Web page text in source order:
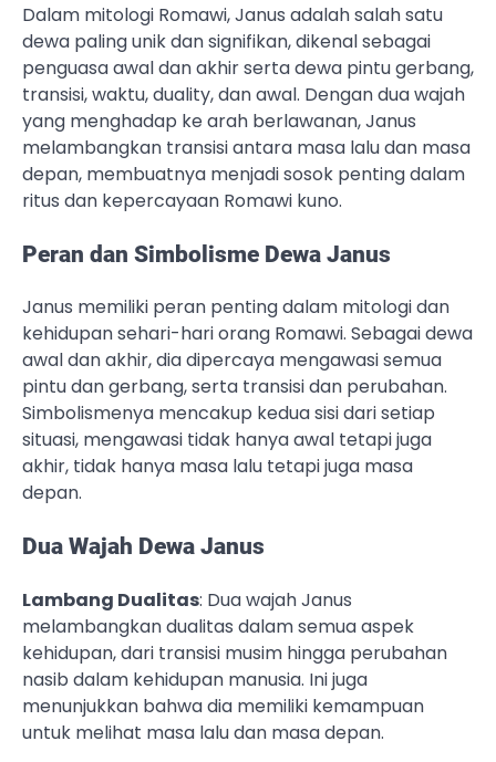
Dalam mitologi Romawi, Janus adalah salah satu
dewa paling unik dan signifikan, dikenal sebagai
penguasa awal dan akhir serta dewa pintu gerbang,
transisi, waktu, duality, dan awal. Dengan dua wajah
yang menghadap ke arah berlawanan, Janus
melambangkan transisi antara masa lalu dan masa
depan, membuatnya menjadi sosok penting dalam
ritus dan kepercayaan Romawi kuno.
Peran dan Simbolisme Dewa Janus
Janus memiliki peran penting dalam mitologi dan
kehidupan sehari-hari orang Romawi. Sebagai dewa
awal dan akhir, dia dipercaya mengawasi semua
pintu dan gerbang, serta transisi dan perubahan.
Simbolismenya mencakup kedua sisi dari setiap
situasi, mengawasi tidak hanya awal tetapi juga
akhir, tidak hanya masa lalu tetapi juga masa
depan.
Dua Wajah Dewa Janus
Lambang Dualitas: Dua wajah Janus
melambangkan dualitas dalam semua aspek
kehidupan, dari transisi musim hingga perubahan
nasib dalam kehidupan manusia. Ini juga
menunjukkan bahwa dia memiliki kemampuan
untuk melihat masa lalu dan masa depan.